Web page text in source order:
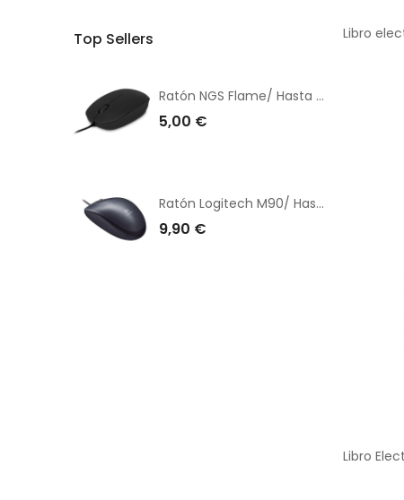
Top Sellers
Ratón NGS Flame/ Hasta 1000 DPI
5,00 €
Ratón Logitech M90/ Hasta 1000 DPI/ Gris V2
9,90 €